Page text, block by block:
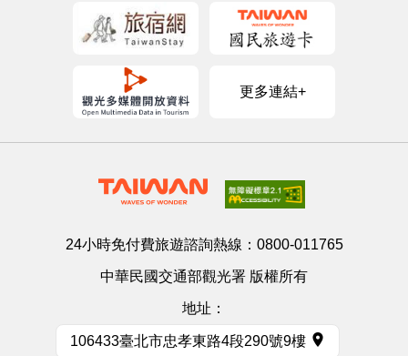
更多連結+
24小時免付費旅遊諮詢熱線： 0800-011765
中華民國交通部觀光署 版權所有
地址：
106433臺北市忠孝東路4段290號9樓